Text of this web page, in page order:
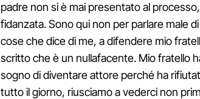
padre non si è mai presentato al
fidanzata. Sono qui non per parlare male
cose che dice di me, a difendere mio
scritto che è un nullafacente. Mio fratello
sogno di diventare attore perché ha
tutto il giorno, riusciamo a vederci non